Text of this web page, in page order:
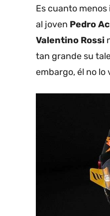
Es cuanto
al joven Pedro
Valentino Rossi
tan grande su
embargo, él no lo